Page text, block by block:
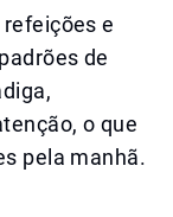
e
de
o que
pela manhã.